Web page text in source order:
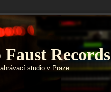
Faust Records
studio v Praze